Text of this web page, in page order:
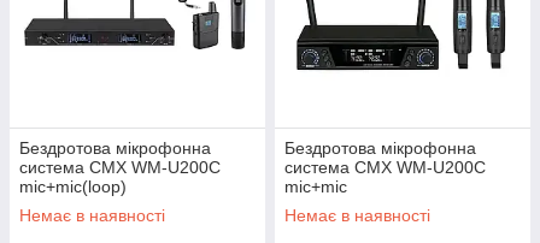
Бездротова мікрофонна
система CMX WM-U200C
mic+mic(loop)
Немає в наявності
Бездротова мікрофонна
система CMX WM-U200C
mic+mic
Немає в наявності